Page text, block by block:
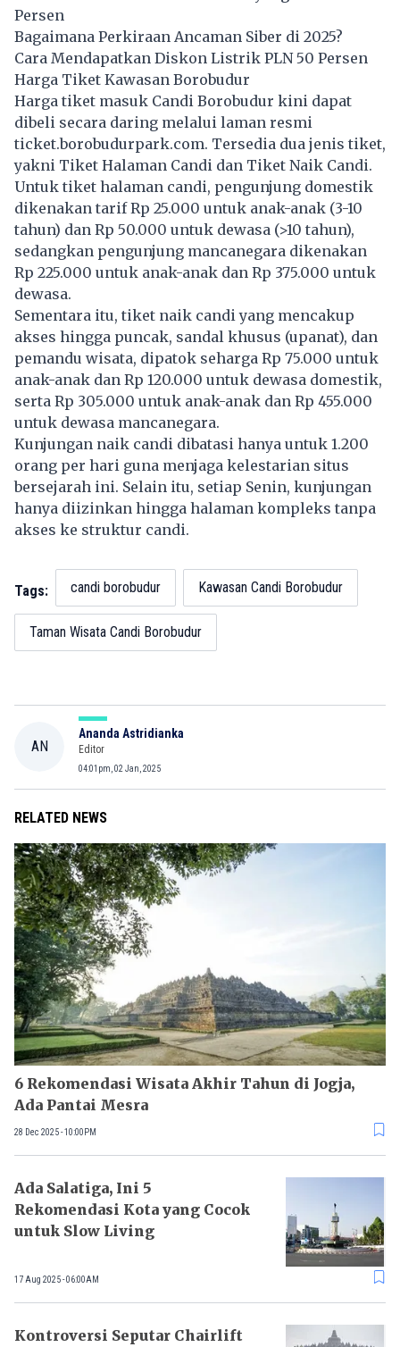
Persen
Bagaimana Perkiraan Ancaman Siber di 2025?
Cara Mendapatkan Diskon Listrik PLN 50 Persen
Harga Tiket Kawasan Borobudur
Harga tiket masuk Candi Borobudur kini dapat
dibeli secara daring melalui laman resmi
ticket.borobudurpark.com. Tersedia dua jenis tiket,
yakni Tiket Halaman Candi dan Tiket Naik Candi.
Untuk tiket halaman candi, pengunjung domestik
dikenakan tarif Rp 25.000 untuk anak-anak (3-10
tahun) dan Rp 50.000 untuk dewasa (>10 tahun),
sedangkan pengunjung mancanegara dikenakan
Rp 225.000 untuk anak-anak dan Rp 375.000 untuk
dewasa.
Sementara itu, tiket naik candi yang mencakup
akses hingga puncak, sandal khusus (upanat), dan
pemandu wisata, dipatok seharga Rp 75.000 untuk
anak-anak dan Rp 120.000 untuk dewasa domestik,
serta Rp 305.000 untuk anak-anak dan Rp 455.000
untuk dewasa mancanegara.
Kunjungan naik candi dibatasi hanya untuk 1.200
orang per hari guna menjaga kelestarian situs
bersejarah ini. Selain itu, setiap Senin, kunjungan
hanya diizinkan hingga halaman kompleks tanpa
akses ke struktur candi.
Tags: candi borobudur Kawasan Candi Borobudur
Taman Wisata Candi Borobudur
AN
Ananda Astridianka
Editor
04:01pm, 02 Jan, 2025
RELATED NEWS
6 Rekomendasi Wisata Akhir Tahun di Jogja,
Ada Pantai Mesra
28 Dec 2025 - 10:00PM
Ada Salatiga, Ini 5
Rekomendasi Kota yang Cocok
untuk Slow Living
17 Aug 2025 - 06:00AM
Kontroversi Seputar Chairlift